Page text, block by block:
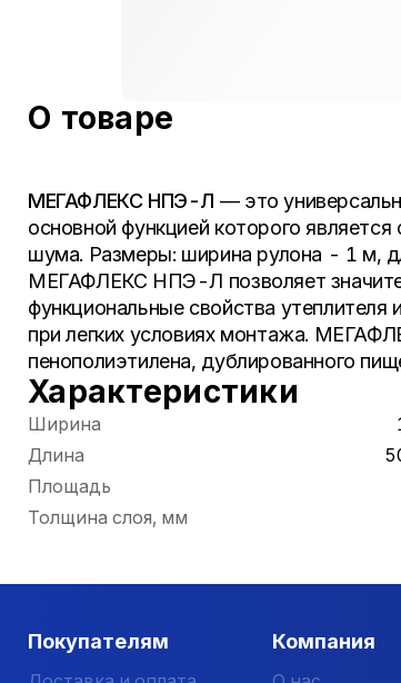
О товаре
МЕГАФЛЕКС НПЭ-Л — это
основной функцией которого
шума. Размеры: ширина рулона - 1 м,
МЕГАФЛЕКС НПЭ-Л позволяет
функциональные свойства
при легких условиях монтажа.
пенополиэтилена, дублированного
Характеристики
Ширина
Длина
Площадь
Толщина слоя, мм
Покупателям Компания